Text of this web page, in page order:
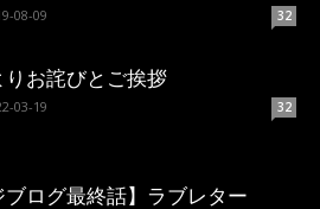
08-09 32
りお詫びとご挨拶
03-19 32
ブログ最終話】ラブレター